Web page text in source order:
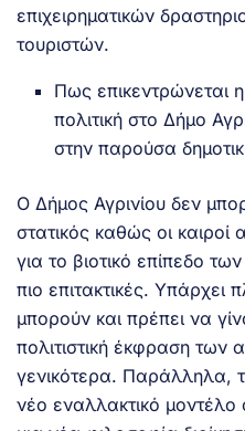
επιχειρηματικών
τουριστών.
Πως επικεντρώνεται η
πολιτική στο Δήμο
στην παρούσα
Ο Δήμος Αγρινίου δεν
στατικός καθώς οι καιροί
για το βιοτικό επίπεδο
πιο επιτακτικές.
μπορούν και πρέπει να
πολιτιστική έκφραση
γενικότερα. Παράλληλα,
νέο εναλλακτικό